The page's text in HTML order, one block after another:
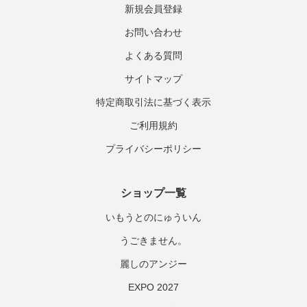
新規会員登録
お問い合わせ
よくある質問
サイトマップ
特定商取引法に基づく表示
ご利用規約
プライバシーポリシー
ショップ一覧
いもうとのにゅういん
うごきません。
麗しのアンジー
EXPO 2027